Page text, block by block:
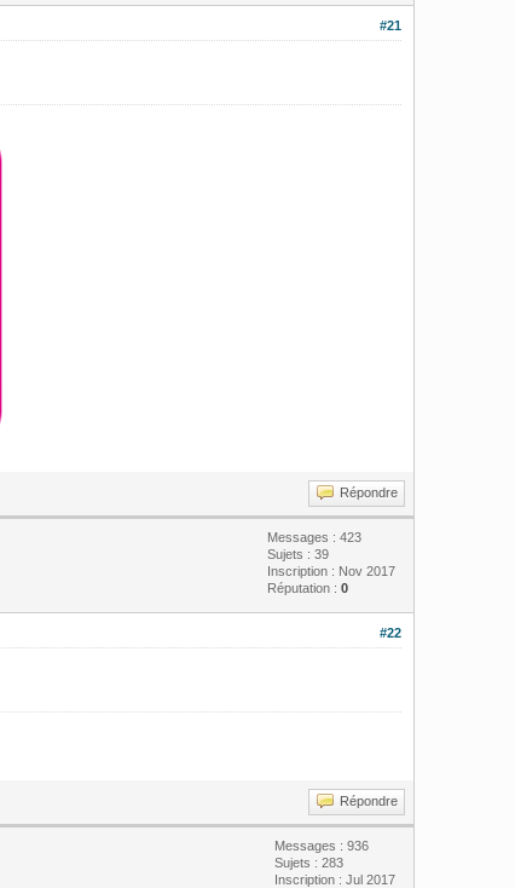
#21
Répondre
Messages : 423
Sujets : 39
Inscription : Nov 2017
Réputation : 0
#22
Répondre
Messages : 936
Sujets : 283
Inscription : Jul 2017